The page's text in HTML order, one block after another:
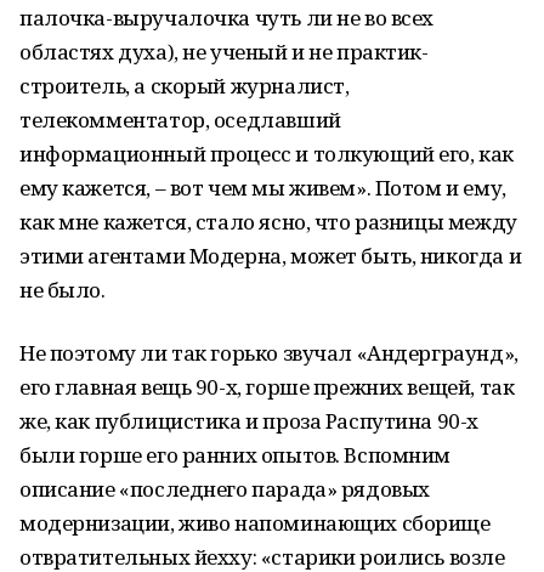
палочка-выручалочка чуть ли не во всех
областях духа), не ученый и не практик-
строитель, а скорый журналист,
телекомментатор, оседлавший
информационный процесс и толкующий его, как
ему кажется, – вот чем мы живем». Потом и ему,
как мне кажется, стало ясно, что разницы между
этими агентами Модерна, может быть, никогда и
не было.
Не поэтому ли так горько звучал «Андерграунд»,
его главная вещь 90-х, горше прежних вещей, так
же, как публицистика и проза Распутина 90-х
были горше его ранних опытов. Вспомним
описание «последнего парада» рядовых
модернизации, живо напоминающих сборище
отвратительных йехху: «старики роились возле